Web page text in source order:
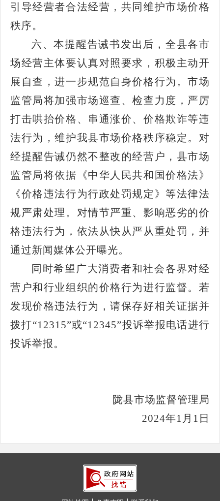
引导经营者合法经营，共同维护市场价格
秩序。
六、本提醒告诫书发出后，全县各市
场经营主体要认真对照要求，积极主动开
展自查，进一步规范自身价格行为。市场
监管局将加强市场巡查、检查力度，严厉
打击哄抬价格、串通涨价、价格欺诈等违
法行为，维护我县市场价格秩序稳定。对
经提醒告诫仍然不整改的经营户，县市场
监管局将依据《中华人民共和国价格法》
《价格违法行为行政处罚规定》等法律法
规严肃处理。对情节严重、影响恶劣的价
格违法行为，依法从快从严从重处罚，并
通过新闻媒体公开曝光。
同时希望广大消费者和社会各界对经
营户和行业组织的价格行为进行监督。若
发现价格违法行为，请保存好相关证据并
拨打“12315”或“12345”投诉举报电话进行
投诉举报。
陇县市场监督管理局
2024年1 月 1 日